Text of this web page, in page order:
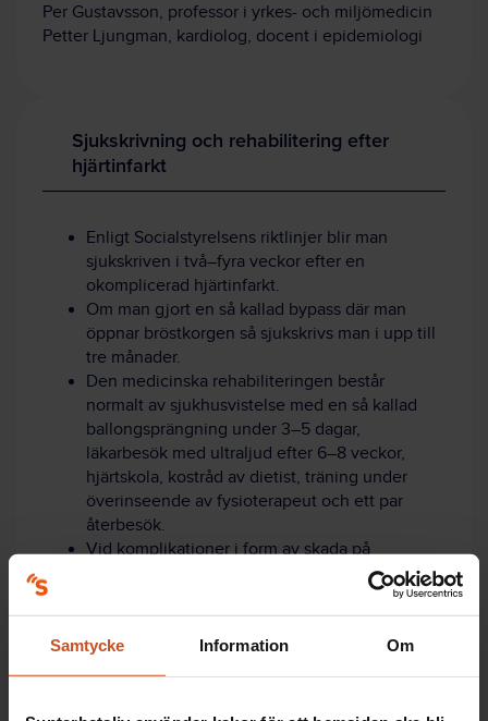
Samtycke Information Om
Per Gustavsson, professor i yrkes- och miljömedicin
Petter Ljungman, kardiolog, docent i epidemiologi
Sjukskrivning och rehabilitering efter
hjärtinfarkt
Enligt Socialstyrelsens riktlinjer blir man
sjukskriven i två–fyra veckor efter en
okomplicerad hjärtinfarkt.
Om man gjort en så kallad bypass där man
öppnar bröstkorgen så sjukskrivs man i upp till
tre månader.
Den medicinska rehabiliteringen består
normalt av sjukhusvistelse med en så kallad
ballongsprängning under 3–5 dagar,
läkarbesök med ultraljud efter 6–8 veckor,
hjärtskola, kostråd av dietist, träning under
överinseende av fysioterapeut och ett par
återbesök.
Vid komplikationer i form av skada på
hjärtmuskeln kan arbetsförmågan vara
permanent nedsatt, helt eller delvis. Då är vissa
arbetsuppgifter olämpliga.
Källa: Per Gustavsson och Petter Ljungman,
Karolinska Institutet